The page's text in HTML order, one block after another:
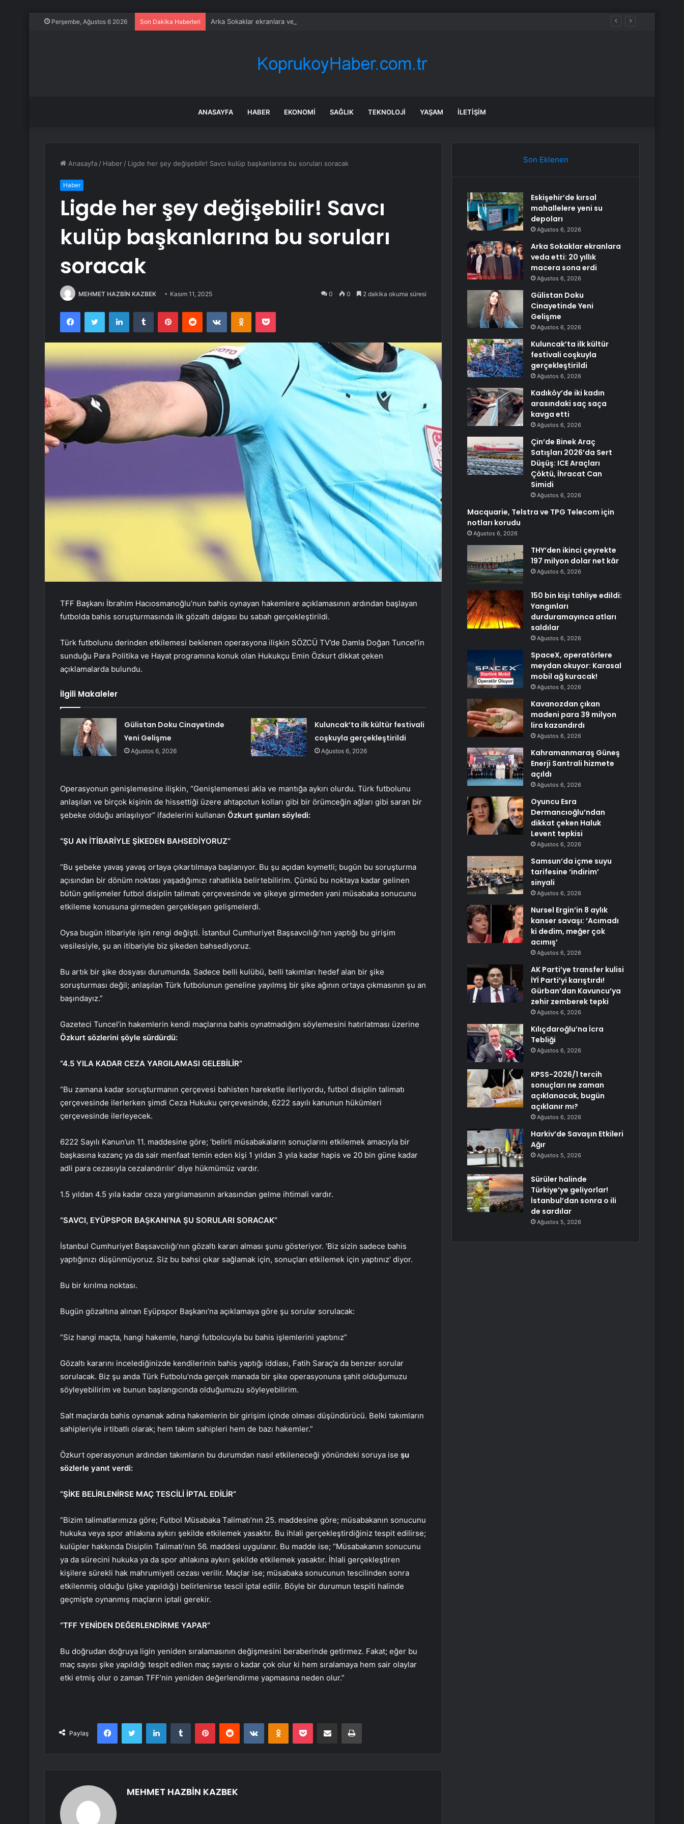
Perşembe, Ağustos 6 2026 Son Dakika Haberleri Arka Sokaklar ekranlara veda etti: 20 yıllık macera sona erdi
ANASAYFA HABER EKONOMI SAĞLIK TEKNOLOJI YAŞAM İLETIŞIM
Anasayfa / Haber / Ligde her şey değişebilir! Savcı kulüp başkanlarına bu soruları soracak
Haber
Ligde her şey değişebilir! Savcı
kulüp başkanlarına bu soruları
soracak
MEHMET HAZBİN KAZBEK Kasım 11, 2025 0 0 2 dakika okuma süresi
FacebookTwitter LinkedInTumblr PinterestReddit VKontakteOdnoklassniki
Pocket
TFF Başkanı İbrahim Hacıosmanoğlu’nun bahis oynayan hakemlere açıklamasının ardından başlayan
futbolda bahis soruşturmasında ilk gözaltı dalgası bu sabah gerçekleştirildi.
Türk futbolunu derinden etkilemesi beklenen operasyona ilişkin SÖZCÜ TV’de Damla Doğan Tuncel’in
sunduğu Para Politika ve Hayat programına konuk olan Hukukçu Emin Özkurt dikkat çeken
açıklamalarda bulundu.
İlgili Makaleler
Gülistan Doku Cinayetinde
Yeni Gelişme
Ağustos 6, 2026
Kuluncak’ta ilk kültür festivali
coşkuyla gerçekleştirildi
Ağustos 6, 2026
Operasyonun genişlemesine ilişkin, “Genişlememesi akla ve mantığa aykırı olurdu. Türk futbolunu
anlaşılan ve birçok kişinin de hissettiği üzere ahtapotun kolları gibi bir örümceğin ağları gibi saran bir
şebeke olduğu anlaşılıyor” ifadelerini kullanan Özkurt şunları söyledi:
“ŞU AN İTİBARİYLE ŞİKEDEN BAHSEDİYORUZ”
“Bu şebeke yavaş yavaş ortaya çıkartılmaya başlanıyor. Bu şu açıdan kıymetli; bugün bu soruşturma
açısından bir dönüm noktası yaşadığımızı rahatlıkla belirtebilirim. Çünkü bu noktaya kadar gelinen
bütün gelişmeler futbol disiplin talimatı çerçevesinde ve şikeye girmeden yani müsabaka sonucunu
etkileme konusuna girmeden gerçekleşen gelişmelerdi.
Oysa bugün itibariyle işin rengi değişti. İstanbul Cumhuriyet Başsavcılığı’nın yaptığı bu girişim
vesilesiyle, şu an itibariyle biz şikeden bahsediyoruz.
Bu artık bir şike dosyası durumunda. Sadece belli kulübü, belli takımları hedef alan bir şike
soruşturması değil; anlaşılan Türk futbolunun geneline yayılmış bir şike ağının ortaya çıkmasının şu an
başındayız.”
Gazeteci Tuncel’in hakemlerin kendi maçlarına bahis oynatmadığını söylemesini hatırlatması üzerine
Özkurt sözlerini şöyle sürdürdü:
“4.5 YILA KADAR CEZA YARGILAMASI GELEBİLİR”
“Bu zamana kadar soruşturmanın çerçevesi bahisten hareketle ilerliyordu, futbol disiplin talimatı
çerçevesinde ilerlerken şimdi Ceza Hukuku çerçevesinde, 6222 sayılı kanunun hükümleri
çerçevesinde ilerleyecek.
6222 Sayılı Kanun’un 11. maddesine göre; ‘belirli müsabakaların sonuçlarını etkilemek amacıyla bir
başkasına kazanç ya da sair menfaat temin eden kişi 1 yıldan 3 yıla kadar hapis ve 20 bin güne kadar
adli para cezasıyla cezalandırılır’ diye hükmümüz vardır.
1.5 yıldan 4.5 yıla kadar ceza yargılamasının arkasından gelme ihtimali vardır.
“SAVCI, EYÜPSPOR BAŞKANI’NA ŞU SORULARI SORACAK”
İstanbul Cumhuriyet Başsavcılığı’nın gözaltı kararı alması şunu gösteriyor. ‘Biz sizin sadece bahis
yaptığınızı düşünmüyoruz. Siz bu bahsi çıkar sağlamak için, sonuçları etkilemek için yaptınız’ diyor.
Bu bir kırılma noktası.
Bugün gözaltına alınan Eyüpspor Başkanı’na açıklamaya göre şu sorular sorulacak:
“Siz hangi maçta, hangi hakemle, hangi futbolcuyla bu bahis işlemlerini yaptınız”
Gözaltı kararını incelediğinizde kendilerinin bahis yaptığı iddiası, Fatih Saraç’a da benzer sorular
sorulacak. Biz şu anda Türk Futbolu’nda gerçek manada bir şike operasyonuna şahit olduğumuzu
söyleyebilirim ve bunun başlangıcında olduğumuzu söyleyebilirim.
Salt maçlarda bahis oynamak adına hakemlerin bir girişim içinde olması düşündürücü. Belki takımların
sahipleriyle irtibatlı olarak; hem takım sahipleri hem de bazı hakemler.”
Özkurt operasyonun ardından takımların bu durumdan nasıl etkileneceği yönündeki soruya ise şu
sözlerle yanıt verdi:
“ŞİKE BELİRLENİRSE MAÇ TESCİLİ İPTAL EDİLİR”
“Bizim talimatlarımıza göre; Futbol Müsabaka Talimatı’nın 25. maddesine göre; müsabakanın sonucunu
hukuka veya spor ahlakına aykırı şekilde etkilemek yasaktır. Bu ihlali gerçekleştirdiğiniz tespit edilirse;
kulüpler hakkında Disiplin Talimatı’nın 56. maddesi uygulanır. Bu madde ise; “Müsabakanın sonucunu
ya da sürecini hukuka ya da spor ahlakına aykırı şekilde etkilemek yasaktır. İhlali gerçekleştiren
kişilere sürekli hak mahrumiyeti cezası verilir. Maçlar ise; müsabaka sonucunun tescilinden sonra
etkilenmiş olduğu (şike yapıldığı) belirlenirse tescil iptal edilir. Böyle bir durumun tespiti halinde
geçmişte oynanmış maçların iptali gerekir.
“TFF YENİDEN DEĞERLENDİRME YAPAR”
Bu doğrudan doğruya ligin yeniden sıralamasının değişmesini beraberinde getirmez. Fakat; eğer bu
maç sayısı şike yapıldığı tespit edilen maç sayısı o kadar çok olur ki hem sıralamaya hem sair olaylar
etki etmiş olur o zaman TFF’nin yeniden değerlendirme yapmasına neden olur.”
Paylaş
FacebookTwitter LinkedInTumblr PinterestReddit VKontakteOdnoklassniki
Pocket E-Posta ile paylaş Yazdır
MEHMET HAZBİN KAZBEK
Son Eklenen
Eskişehir’de kırsal
mahallelere yeni su
depoları
Ağustos 6, 2026
Arka Sokaklar ekranlara
veda etti: 20 yıllık
macera sona erdi
Ağustos 6, 2026
Gülistan Doku
Cinayetinde Yeni
Gelişme
Ağustos 6, 2026
Kuluncak’ta ilk kültür
festivali coşkuyla
gerçekleştirildi
Ağustos 6, 2026
Kadıköy’de iki kadın
arasındaki saç saça
kavga etti
Ağustos 6, 2026
Çin’de Binek Araç
Satışları 2026’da Sert
Düşüş: ICE Araçları
Çöktü, İhracat Can
Simidi
Ağustos 6, 2026
Macquarie, Telstra ve TPG Telecom için
notları korudu
Ağustos 6, 2026
THY’den ikinci çeyrekte
197 milyon dolar net kâr
Ağustos 6, 2026
150 bin kişi tahliye edildi:
Yangınları
durduramayınca atları
saldılar
Ağustos 6, 2026
SpaceX, operatörlere
meydan okuyor: Karasal
mobil ağ kuracak!
Ağustos 6, 2026
Kavanozdan çıkan
madeni para 39 milyon
lira kazandırdı
Ağustos 6, 2026
Kahramanmaraş Güneş
Enerji Santrali hizmete
açıldı
Ağustos 6, 2026
Oyuncu Esra
Dermancıoğlu’ndan
dikkat çeken Haluk
Levent tepkisi
Ağustos 6, 2026
Samsun’da içme suyu
tarifesine ‘indirim’
sinyali
Ağustos 6, 2026
Nursel Ergin’in 8 aylık
kanser savaşı: ‘Acımadı
ki dedim, meğer çok
acımış’
Ağustos 6, 2026
AK Parti’ye transfer kulisi
İYİ Parti’yi karıştırdı!
Gürban’dan Kavuncu’ya
zehir zemberek tepki
Ağustos 6, 2026
Kılıçdaroğlu’na İcra
Tebliği
Ağustos 6, 2026
KPSS-2026/1 tercih
sonuçları ne zaman
açıklanacak, bugün
açıklanır mı?
Ağustos 6, 2026
Harkiv’de Savaşın Etkileri
Ağır
Ağustos 5, 2026
Sürüler halinde
Türkiye’ye geliyorlar!
İstanbul’dan sonra o ili
de sardılar
Ağustos 5, 2026